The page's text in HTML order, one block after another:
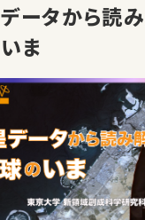
ータから読
ま